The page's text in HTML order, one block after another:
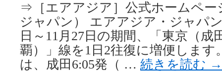
⇒［エアアジア］公式ホームペー
ジャパン） エアアジア・ジャパ
日～11月27日の期間、「東京（成
覇）」線を1日2往復に増便します
は、成田6:05発（ … 続きを読む →